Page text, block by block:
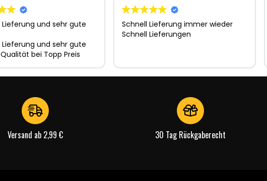
und sehr gute
und sehr gute
bei Topp Preis
Schnell Lieferung immer wieder
Schnell Lieferungen
Versand ab 2,99 € 30 Tag Rückgaberecht